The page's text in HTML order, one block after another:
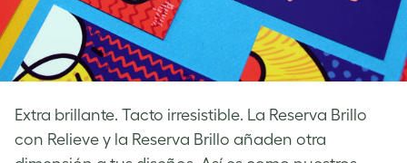
Extra brillante. Tacto irresistible. La Reserva Brillo
con Relieve y la Reserva Brillo añaden otra